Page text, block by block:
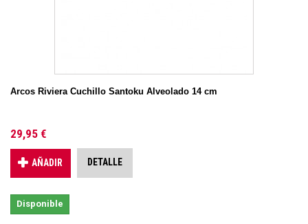
Arcos Riviera Cuchillo Santoku Alveolado 14 cm
29,95 €
AÑADIR DETALLE
Disponible